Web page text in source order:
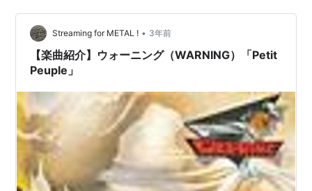
管理調教
： Guy Harwood（英国）
競走成績 ： 14戦8勝（米・仏・英）
主な勝ち
鞍
備考
半弟コマンダーインチーフ（*Commander in
Chief）
Streaming for METAL ! • 3年前
【楽曲紹介】ウォーニング（WARNING）「Petit
Peuple」